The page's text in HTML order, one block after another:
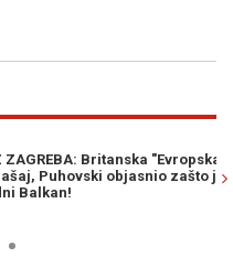
Britanska "Evropska
objasnio zašto je to